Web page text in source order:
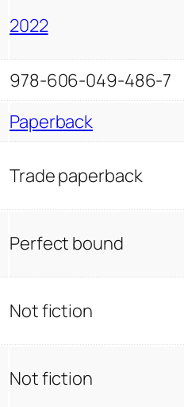
2022
978-606-049-486-7
Paperback
Trade paperback
Perfect bound
Not fiction
Not fiction